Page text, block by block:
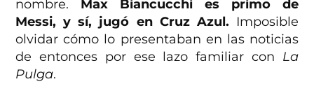
nombre. Max Biancucchi es primo de
Messi, y sí, jugó en Cruz Azul. Imposible
olvidar cómo lo presentaban en las noticias
de entonces por ese lazo familiar con La
Pulga.